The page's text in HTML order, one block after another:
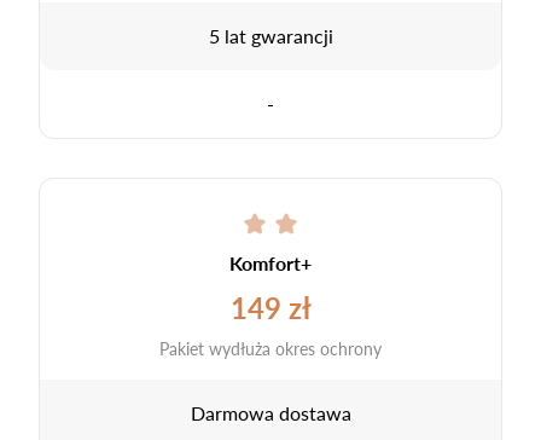
5 lat gwarancji
-
Komfort+
149 zł
Pakiet wydłuża okres ochrony
Darmowa dostawa